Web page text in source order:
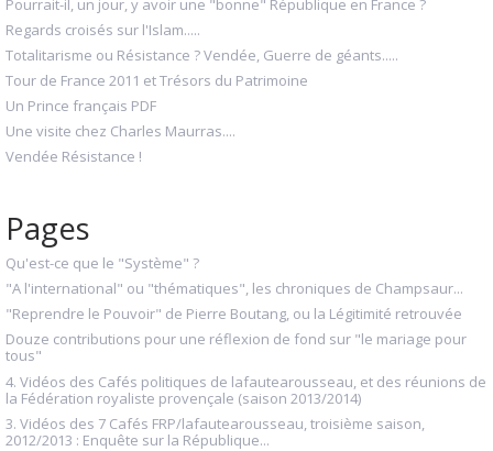
Regards croisés sur l'Islam.....
Totalitarisme ou Résistance ? Vendée, Guerre de géants.....
Tour de France 2011 et Trésors du Patrimoine
Un Prince français PDF
Une visite chez Charles Maurras....
Vendée Résistance !
Pages
Qu'est-ce que le "Système" ?
"A l'international" ou "thématiques", les chroniques de Champsaur...
"Reprendre le Pouvoir" de Pierre Boutang, ou la Légitimité retrouvée
Douze contributions pour une réflexion de fond sur "le mariage pour
tous"
4. Vidéos des Cafés politiques de lafautearousseau, et des réunions de
la Fédération royaliste provençale (saison 2013/2014)
3. Vidéos des 7 Cafés FRP/lafautearousseau, troisième saison,
2012/2013 : Enquête sur la République...